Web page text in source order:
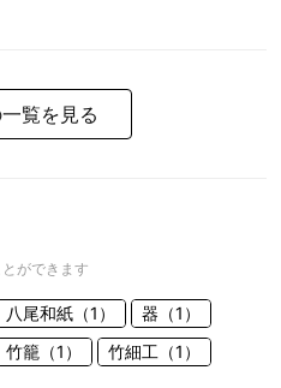
覧を見る
ができます
八尾和紙（1）
器（1）
竹籠（1）
竹細工（1）